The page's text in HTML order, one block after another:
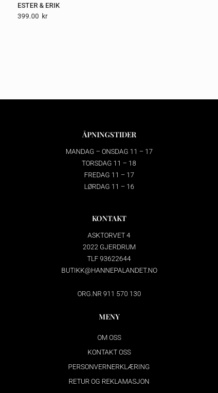
ESTER & ERIK
399.00 Kr
ÅPNINGSTIDER
MANDAG – ONSDAG 11 – 17
TORSDAG 11 – 18
FREDAG 11 – 17
LØRDAG 11 – 16
KONTAKT
ASKTORVET 4
2022 GJERDRUM
TLF 93622644
BUTIKK@HANNEPALANDET.NO
ORG.NR 911 570 130
MENY
OM OSS
KONTAKT OSS
PERSONVERNERKLÆRING
RETUR OG REKLAMASJON